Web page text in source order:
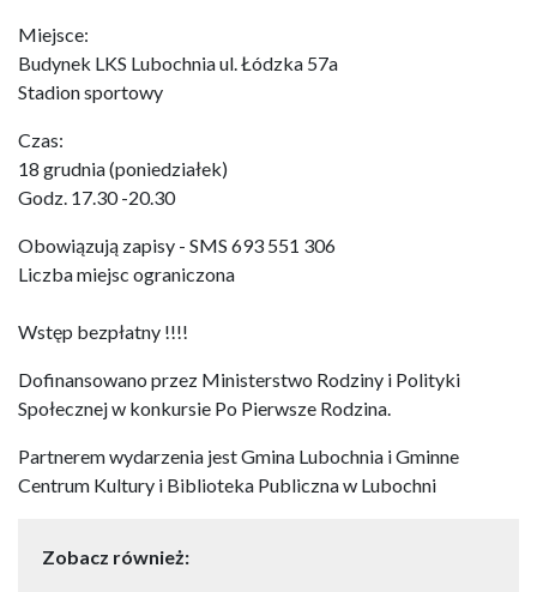
Miejsce:
Budynek LKS Lubochnia ul. Łódzka 57a
Stadion sportowy
Czas:
18 grudnia (poniedziałek)
Godz. 17.30 -20.30
Obowiązują zapisy - SMS 693 551 306
Liczba miejsc ograniczona
Wstęp bezpłatny !!!!
Dofinansowano przez Ministerstwo Rodziny i Polityki
Społecznej w konkursie Po Pierwsze Rodzina.
Partnerem wydarzenia jest Gmina Lubochnia i Gminne
Centrum Kultury i Biblioteka Publiczna w Lubochni
Zobacz również: